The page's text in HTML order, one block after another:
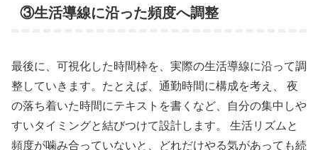
③生活導線に沿った頻度へ調整
最後に、可視化した時間枠を、実際の生活導線に沿って調
整していきます。たとえば、通勤時間に構成を考え、 夜
の落ち着いた時間にテキストを書くなど、自分の集中しや
すいタイミングと結びつけて設計します。 生活リズムと
頻度が噛み合っていないと、どれだけやる気があっても続